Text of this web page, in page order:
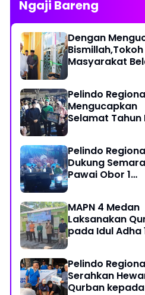
Ngaji Bareng
Dengan
Bismillah,Tokoh
Masyarakat
Pelindo
Mengucapkan
Selamat Tahun
Pelindo
Dukung
Pawai Obor 1
MAPN 4 Medan
Laksanakan
pada Idul Adha
Pelindo
Serahkan
Qurban